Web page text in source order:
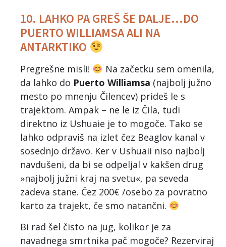
10. LAHKO PA GREŠ ŠE DALJE…DO
PUERTO WILLIAMSA ALI NA
ANTARKTIKO
Pregrešne misli!
Na začetku sem omenila,
da lahko do Puerto Williamsa (najbolj južno
mesto po mnenju Čilencev) prideš le s
trajektom. Ampak – ne le iz Čila, tudi
direktno iz Ushuaie je to mogoče. Tako se
lahko odpraviš na izlet čez Beaglov kanal v
sosednjo državo. Ker v Ushuaii niso najbolj
navdušeni, da bi se odpeljal v kakšen drug
»najbolj južni kraj na svetu«, pa seveda
zadeva stane. Čez 200€ /osebo za povratno
karto za trajekt, če smo natančni.
Bi rad šel čisto na jug, kolikor je za
navadnega smrtnika pač mogoče? Rezerviraj